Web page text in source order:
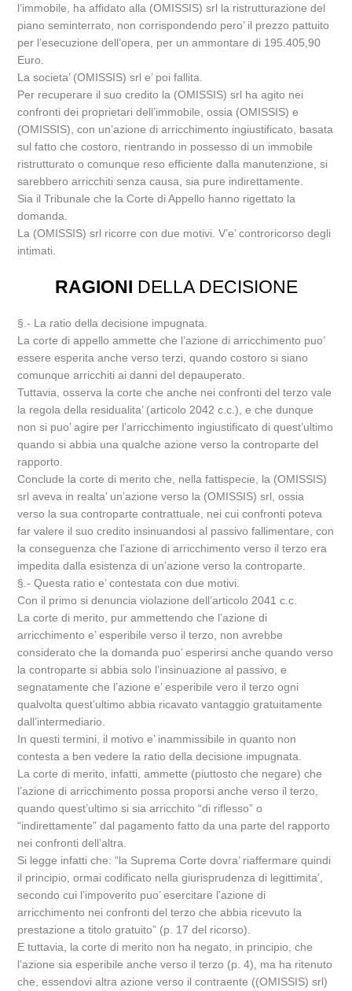
l’immobile, ha affidato alla (OMISSIS) srl la ristrutturazione del
piano seminterrato, non corrispondendo pero’ il prezzo pattuito
per l’esecuzione dell’opera, per un ammontare di 195.405,90
Euro.
La societa’ (OMISSIS) srl e’ poi fallita.
Per recuperare il suo credito la (OMISSIS) srl ha agito nei
confronti dei proprietari dell’immobile, ossia (OMISSIS) e
(OMISSIS), con un’azione di arricchimento ingiustificato, basata
sul fatto che costoro, rientrando in possesso di un immobile
ristrutturato o comunque reso efficiente dalla manutenzione, si
sarebbero arricchiti senza causa, sia pure indirettamente.
Sia il Tribunale che la Corte di Appello hanno rigettato la
domanda.
La (OMISSIS) srl ricorre con due motivi. V’e’ controricorso degli
intimati.
RAGIONI DELLA DECISIONE
§.- La ratio della decisione impugnata.
La corte di appello ammette che l’azione di arricchimento puo’
essere esperita anche verso terzi, quando costoro si siano
comunque arricchiti ai danni del depauperato.
Tuttavia, osserva la corte che anche nei confronti del terzo vale
la regola della residualita’ (articolo 2042 c.c.), e che dunque
non si puo’ agire per l’arricchimento ingiustificato di quest’ultimo
quando si abbia una qualche azione verso la controparte del
rapporto.
Conclude la corte di merito che, nella fattispecie, la (OMISSIS)
srl aveva in realta’ un’azione verso la (OMISSIS) srl, ossia
verso la sua controparte contrattuale, nei cui confronti poteva
far valere il suo credito insinuandosi al passivo fallimentare, con
la conseguenza che l’azione di arricchimento verso il terzo era
impedita dalla esistenza di un’azione verso la controparte.
§.- Questa ratio e’ contestata con due motivi.
Con il primo si denuncia violazione dell’articolo 2041 c.c.
La corte di merito, pur ammettendo che l’azione di
arricchimento e’ esperibile verso il terzo, non avrebbe
considerato che la domanda puo’ esperirsi anche quando verso
la controparte si abbia solo l’insinuazione al passivo, e
segnatamente che l’azione e’ esperibile vero il terzo ogni
qualvolta quest’ultimo abbia ricavato vantaggio gratuitamente
dall’intermediario.
In questi termini, il motivo e’ inammissibile in quanto non
contesta a ben vedere la ratio della decisione impugnata.
La corte di merito, infatti, ammette (piuttosto che negare) che
l’azione di arricchimento possa proporsi anche verso il terzo,
quando quest’ultimo si sia arricchito “di riflesso” o
“indirettamente” dal pagamento fatto da una parte del rapporto
nei confronti dell’altra.
Si legge infatti che: “la Suprema Corte dovra’ riaffermare quindi
il principio, ormai codificato nella giurisprudenza di legittimita’,
secondo cui l’impoverito puo’ esercitare l’azione di
arricchimento nei confronti del terzo che abbia ricevuto la
prestazione a titolo gratuito” (p. 17 del ricorso).
E tuttavia, la corte di merito non ha negato, in principio, che
l’azione sia esperibile anche verso il terzo (p. 4), ma ha ritenuto
che, essendovi altra azione verso il contraente ((OMISSIS) srl)